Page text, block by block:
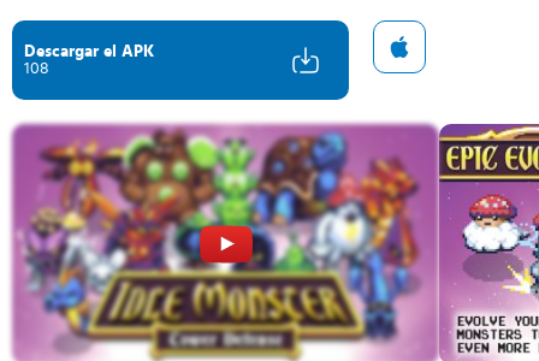
Descargar el APK
108